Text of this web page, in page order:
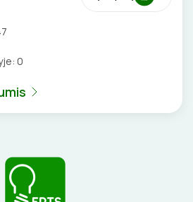
KARŪNOS, GRĄŽTAI
0